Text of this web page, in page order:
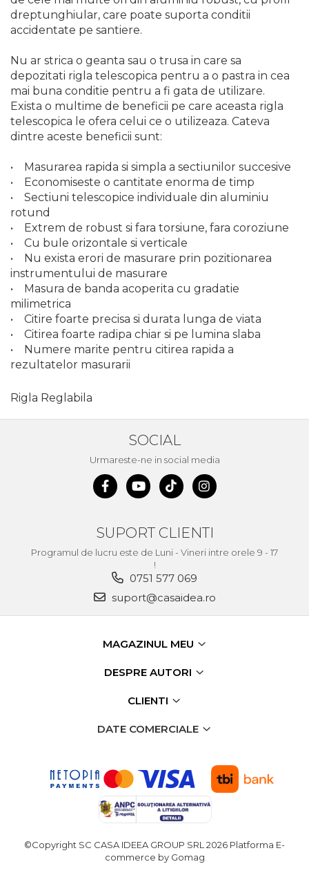
Pistol Spuma Poliuretanica
Pistol Silicon (Tub de
Termometru Infrarosu
Menghina de banc –
tamplarie si alte domenii
Suruburi si dibluri
Dispozitive de Taiat si
Manipulat Sticla
Scule Electrice & Unelte
Ciocane Rotopercutoare &
Demolatoare cu SDS-MAX / SDS-
Plus
Flex & Polizor Unghiular,
Suporti & Discuri
Pompe, Turbojet, Aparate &
Utilaje Spalat Auto
Masini de Frezat Verticale
Masini de Taiat / Frezat
Masina de tuns oi
profesionala
Letcoane & Consumabile
Pistol de lipit si accesorii
verticala / profesionala
si Orbitale
Generator Curent Electric
dreptunghiular, care poate suporta conditii
accidentate pe santiere.
Nu ar strica o geanta sau o trusa in care sa
depozitati rigla telescopica pentru a o pastra in cea
mai buna conditie pentru a fi gata de utilizare.
Exista o multime de beneficii pe care aceasta rigla
telescopica le ofera celui ce o utilizeaza. Cateva
dintre aceste beneficii sunt:
• Masurarea rapida si simpla a sectiunilor succesive
• Economiseste o cantitate enorma de timp
• Sectiuni telescopice individuale din aluminiu
rotund
• Extrem de robust si fara torsiune, fara coroziune
• Cu bule orizontale si verticale
• Nu exista erori de masurare prin pozitionarea
instrumentului de masurare
• Masura de banda acoperita cu gradatie
milimetrica
• Citire foarte precisa si durata lunga de viata
• Citirea foarte radipa chiar si pe lumina slaba
• Numere marite pentru citirea rapida a
rezultatelor masurarii
Rigla Reglabila
SOCIAL
Urmareste-ne in social media
SUPORT CLIENTI
Programul de lucru este de Luni - Vineri intre orele 9 - 17
!
0751 577 069
suport@casaidea.ro
MAGAZINUL MEU
DESPRE AUTORI
CLIENTI
DATE COMERCIALE
©Copyright SC CASA IDEEA GROUP SRL 2026 Platforma E-
commerce by Gomag